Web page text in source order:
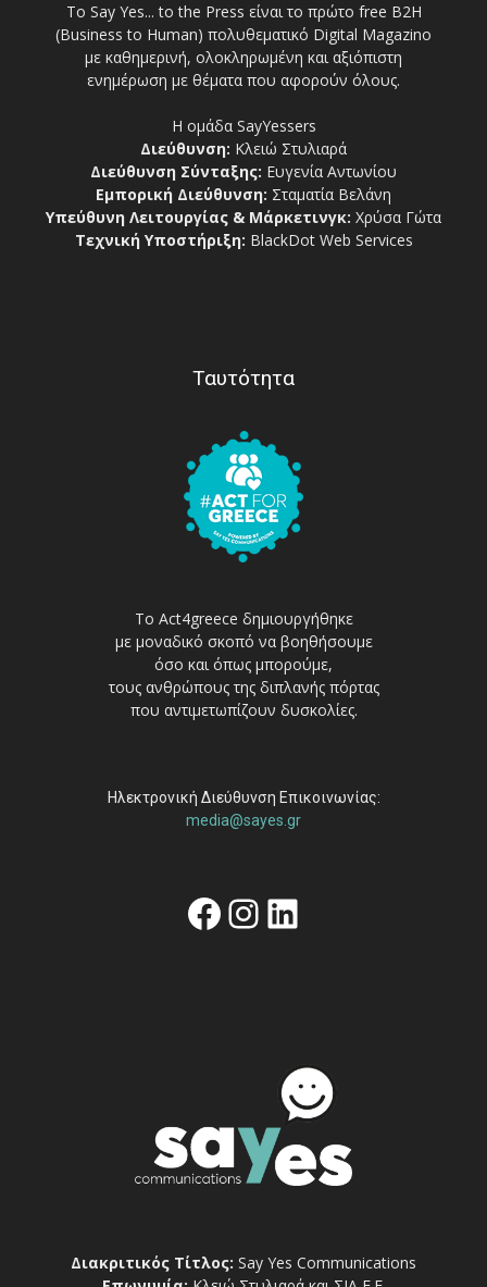
Το Say Yes... to the Press είναι το πρώτο free Β2Η
(Business to Human) πολυθεματικό Digital Magazino
με καθημερινή, ολοκληρωμένη και αξιόπιστη
ενημέρωση με θέματα που αφορούν όλους.
Η ομάδα SayYessers
Διεύθυνση: Κλειώ Στυλιαρά
Διεύθυνση Σύνταξης: Ευγενία Αντωνίου
Εμπορική Διεύθυνση: Σταματία Βελάνη
Υπεύθυνη Λειτουργίας & Μάρκετινγκ: Χρύσα Γώτα
Τεχνική Υποστήριξη: BlackDot Web Services
Ταυτότητα
Το Act4greece δημιουργήθηκε
με μοναδικό σκοπό να βοηθήσουμε
όσο και όπως μπορούμε,
τους ανθρώπους της διπλανής πόρτας
που αντιμετωπίζουν δυσκολίες.
Ηλεκτρονική Διεύθυνση Επικοινωνίας:
media@sayes.gr
Facebook
Instagram
Linkedin
Διακριτικός Τίτλος: Say Yes Communications